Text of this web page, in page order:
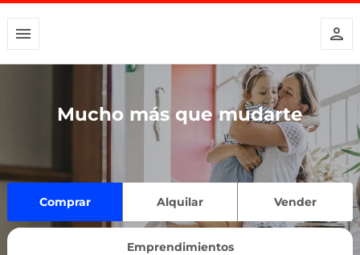
Mucho más que mudarte
Comprar Alquilar Vender
Emprendimientos